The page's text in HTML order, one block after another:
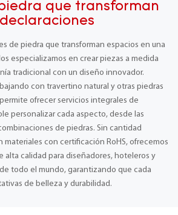
que transforman
de piedra que transforman espacios en una
especializamos en crear piezas a medida
tradicional con un diseño innovador.
con travertino natural y otras piedras
ofrecer servicios integrales de
personalizar cada aspecto, desde las
de piedras. Sin cantidad
materiales con certificación RoHS, ofrecemos
alta calidad para diseñadores, hoteleros y
todo el mundo, garantizando que cada
de belleza y durabilidad.